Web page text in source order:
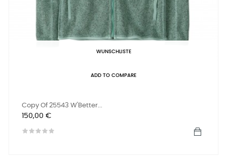
WUNSCHLISTE
ADD TO COMPARE
Copy Of 25543 W'Better...
Preis
150,00 €